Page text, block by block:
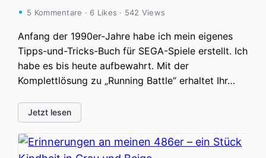
5 Kommentare · 6 Likes · 542 Views
Anfang der 1990er-Jahre habe ich mein eigenes
Tipps-und-Tricks-Buch für SEGA-Spiele erstellt. Ich
habe es bis heute aufbewahrt. Mit der
Komplettlösung zu „Running Battle“ erhaltet Ihr…
Jetzt lesen